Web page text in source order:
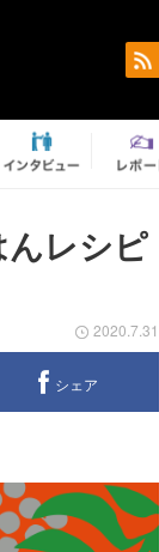
んレシピ
2020.7.31
シェア